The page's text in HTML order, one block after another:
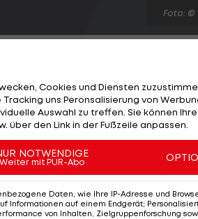
Foto: ©
nach drei Jahren den DFB,
Europameister von 1996 kehrt
Villas Boas. Freund wechselte
in fünf Jahren 120 Spiele für die
an.
Cookies und Diensten
Tracking uns Peronsalisierung von
Auswahl zu treffen. Sie können
den Link in der Fußzeile anpassen.
NOTWENDIGE
Weiter mit PUR-Abo
Daten, wie Ihre IP-Adresse und
Informationen auf einem Endgerät;
von Inhalten, Zielgruppenforschung